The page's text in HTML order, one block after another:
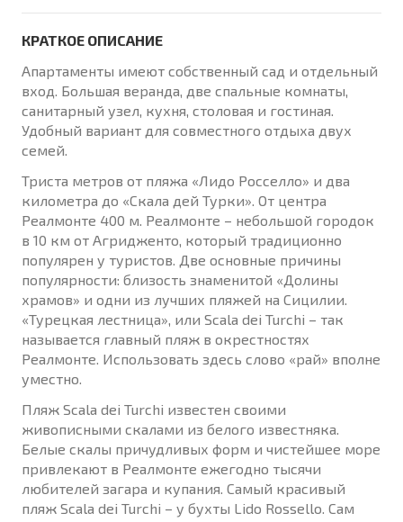
КРАТКОЕ ОПИСАНИЕ
Апартаменты имеют собственный сад и отдельный
вход. Большая веранда, две спальные комнаты,
санитарный узел, кухня, столовая и гостиная.
Удобный вариант для совместного отдыха двух
семей.
Триста метров от пляжа «Лидо Росселло» и два
километра до «Скала дей Турки». От центра
Реалмонте 400 м. Реалмонте – небольшой городок
в 10 км от Агридженто, который традиционно
популярен у туристов. Две основные причины
популярности: близость знаменитой «Долины
храмов» и одни из лучших пляжей на Сицилии.
«Турецкая лестница», или Scala dei Turchi – так
называется главный пляж в окрестностях
Реалмонте. Использовать здесь слово «рай» вполне
уместно.
Пляж Scala dei Turchi известен своими
живописными скалами из белого известняка.
Белые скалы причудливых форм и чистейшее море
привлекают в Реалмонте ежегодно тысячи
любителей загара и купания. Самый красивый
пляж Scala dei Turchi – у бухты Lido Rossello. Сам